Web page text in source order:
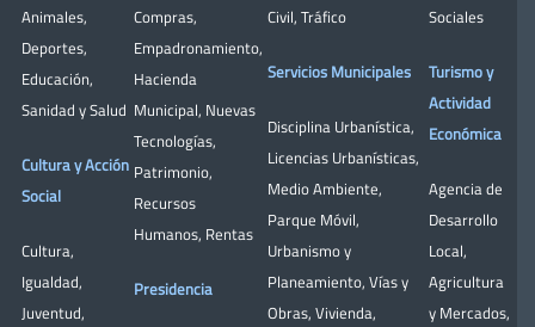
Animales,
Deportes,
Educación,
Sanidad y Salud
Cultura y Acción
Social
Cultura,
Igualdad,
Juventud,
Compras,
Empadronamiento,
Hacienda
Municipal, Nuevas
Tecnologías,
Patrimonio,
Recursos
Humanos, Rentas
Presidencia
Civil, Tráfico
Servicios Municipales
Disciplina Urbanística,
Licencias Urbanísticas,
Medio Ambiente,
Parque Móvil,
Urbanismo y
Planeamiento, Vías y
Obras, Vivienda,
Sociales
Turismo y
Actividad
Económica
Agencia de
Desarrollo
Local,
Agricultura
y Mercados,